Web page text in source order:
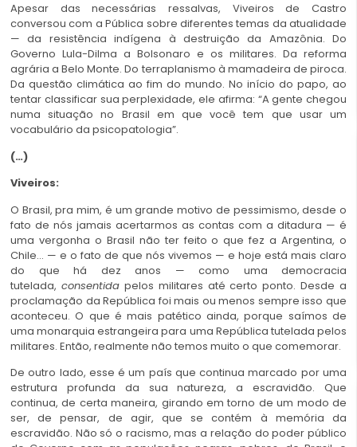
Apesar das necessárias ressalvas, Viveiros de Castro
conversou com a Pública sobre diferentes temas da atualidade
— da resistência indígena à destruição da Amazônia. Do
Governo Lula-Dilma a Bolsonaro e os militares. Da reforma
agrária a Belo Monte. Do terraplanismo à mamadeira de piroca.
Da questão climática ao fim do mundo. No início do papo, ao
tentar classificar sua perplexidade, ele afirma: “A gente chegou
numa situação no Brasil em que você tem que usar um
vocabulário da psicopatologia”.
(…)
Viveiros:
O Brasil, pra mim, é um grande motivo de pessimismo, desde o
fato de nós jamais acertarmos as contas com a ditadura — é
uma vergonha o Brasil não ter feito o que fez a Argentina, o
Chile… — e o fato de que nós vivemos — e hoje está mais claro
do que há dez anos — como uma democracia
tutelada, consentidapelos militares até certo ponto. Desde a
proclamação da República foi mais ou menos sempre isso que
aconteceu. O que é mais patético ainda, porque saímos de
uma monarquia estrangeira para uma República tutelada pelos
militares. Então, realmente não temos muito o que comemorar.
De outro lado, esse é um país que continua marcado por uma
estrutura profunda da sua natureza, a escravidão. Que
continua, de certa maneira, girando em torno de um modo de
ser, de pensar, de agir, que se contém à memória da
escravidão. Não só o racismo, mas a relação do poder público